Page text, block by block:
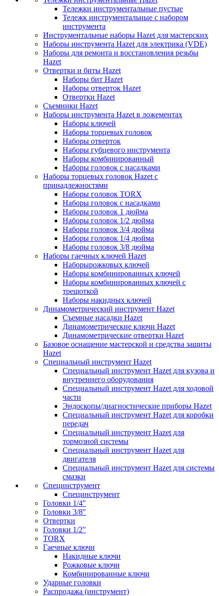
Тележки инструментальные пустые
Тележк инструментальные с набором
инструмента
Инструментальные наборы Hazet для мастерских
Наборы инструмента Hazet для электрика (VDE)
Наборы для ремонта и восстановления резьбы
Hazet
Отвертки и биты Hazet
Наборы бит Hazet
Наборы отверток Hazet
Отвертки Hazet
Съемники Hazet
Наборы инструмента Hazet в ложементах
Наборы ключей
Наборы торцевых головок
Наборы отверток
Наборы губцевого инструмента
Наборы комбинированный
Наборы головок с насадками
Наборы торцевых головок Hazet с
принадлежностями
Наборы головок TORX
Наборы головок с насадками
Наборы головок 1 дюйма
Наборы головок 1/2 дюйма
Наборы головок 3/4 дюйма
Наборы головок 1/4 дюйма
Наборы головок 3/8 дюйма
Наборы гаечных ключей Hazet
Наборырожковых ключей
Наборы комбинированных ключей
Наборы комбинированных ключей с
трещоткой
Наборы накидных ключей
Динамометрический инструмент Hazet
Съемные насадки Hazet
Динамометрические ключи Hazet
Динамометрические отвертки Hazet
Базовое оснащение мастерской и средства защиты
Hazet
Специальный инструмент Hazet
Специальный инструмент Hazet для кузова и
внутреннего оборудования
Специальный инструмент Hazet для ходовой
части
Эндоскопы/диагностические приборы Hazet
Специальный инструмент Hazet для коробки
передач
Специальный инструмент Hazet для
тормозной системы
Специальный инструмент Hazet для
двигателя
Специальный инструмент Hazet для системы
смазки
Специнструмент
Специнструмент
Головки 1/4"
Головки 3/8"
Отвертки
Головки 1/2"
TORX
Гаечные ключи
Накидные ключи
Рожковые ключи
Комбинированные ключи
Ударные головки
Распродажа (инструмент)